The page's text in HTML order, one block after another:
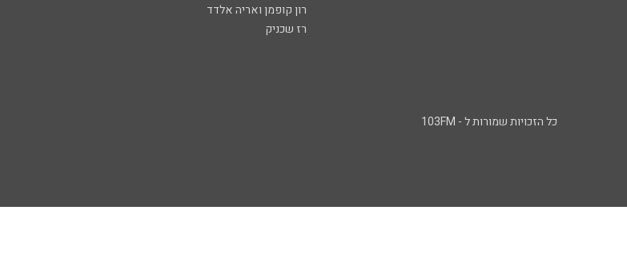
רון קופמן ואריה אלדד
רז שכניק
כל הזכויות שמורות ל - 103FM